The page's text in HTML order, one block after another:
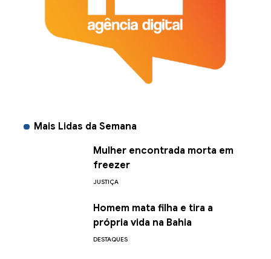
Mais Lidas da Semana
Mulher encontrada morta em
freezer
JUSTIÇA
Homem mata filha e tira a
própria vida na Bahia
DESTAQUES